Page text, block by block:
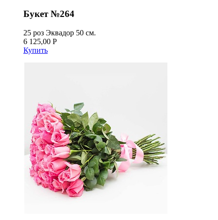
Букет №264
25 роз Эквадор 50 см.
6 125,00 Р
Купить